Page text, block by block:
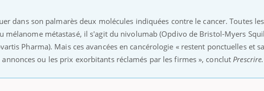
dans son palmarès deux molécules indiquées contre le cancer. Toutes
mélanome métastasé, il s'agit du nivolumab (Opdivo de Bristol-Myers
Pharma). Mais ces avancées en cancérologie « restent ponctuelles et
ou les prix exorbitants réclamés par les firmes », conclut Prescrire.
Youtube
Quand l’entreprise mise sur le bien
être global Youtube
"Les rendez-vous de la santé et de la
qualité de vie au travail" de Pourquoi
Docteur reçoivent Régis Blugeon, DRH et
directeur ...
Youtube
Eczéma chronique des
quotidien (3/3) Youtube
Dans cette vidéo, le Dr Inès
dermatologue à Paris, vous
comment protéger vos mains
et éviter les ...